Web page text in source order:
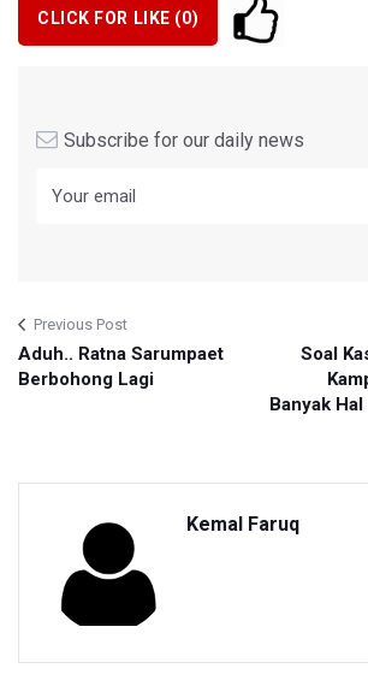
CLICK FOR LIKE (0)
Subscribe for our daily news
Previous Post
Aduh.. Ratna Sarumpaet
Berbohong Lagi
Soal
Banyak
Kemal Faruq